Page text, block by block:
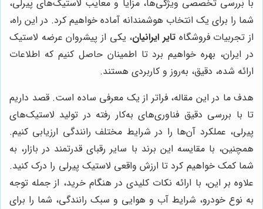
با بررسی تخصصی ویژگی‌ها، مزایا و معایب لاستیک‌های پیرلی،
شما را برای یک انتخاب هوشمندانه آماده خواهیم کرد. در این راه،
از تجربیات فروشگاه تایر ایرانیان، یکی از پیشروان عرضه لاستیک
در ایران، بهره خواهیم برد تا اطمینان حاصل کنیم که اطلاعات
ارائه شده، دقیق، به‌روز و کاربردی هستند.
هدف ما در این مقاله، فراتر از یک معرفی ساده است. قصد داریم
تا با بررسی دقیق فناوری‌های به‌کار رفته در تولید لاستیک‌های
پیرلی، عملکرد آن‌ها را در شرایط مختلف رانندگی ارزیابی کنیم.
همچنین، با مقایسه این برند با سایر رقبای قدرتمند در بازار، به
شما کمک خواهیم کرد تا ارزش واقعی لاستیک پیرلی را درک کنید.
علاوه بر این، با ارائه نکات کلیدی در هنگام خرید، از جمله توجه
به نوع خودرو، شرایط آب و هوایی و سبک رانندگی، شما را برای